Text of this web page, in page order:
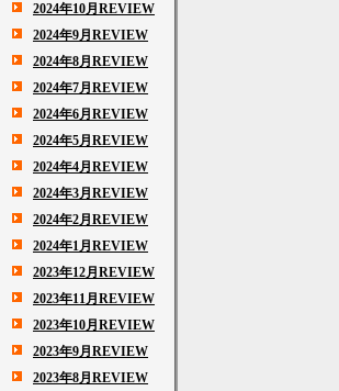
2024年10月REVIEW
2024年9月REVIEW
2024年8月REVIEW
2024年7月REVIEW
2024年6月REVIEW
2024年5月REVIEW
2024年4月REVIEW
2024年3月REVIEW
2024年2月REVIEW
2024年1月REVIEW
2023年12月REVIEW
2023年11月REVIEW
2023年10月REVIEW
2023年9月REVIEW
2023年8月REVIEW